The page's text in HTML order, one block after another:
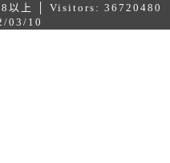
以上 │ Visitors: 36720480
03/10